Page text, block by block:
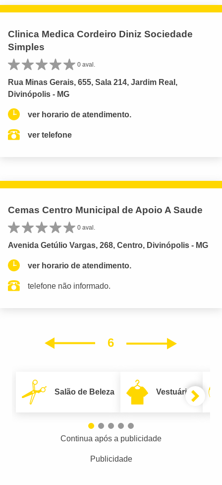
Clinica Medica Cordeiro Diniz Sociedade
Simples
0 aval.
Rua Minas Gerais, 655, Sala 214, Jardim Real,
Divinópolis - MG
ver horario de atendimento.
ver telefone
Cemas Centro Municipal de Apoio A Saude
0 aval.
Avenida Getúlio Vargas, 268, Centro, Divinópolis - MG
ver horario de atendimento.
telefone não informado.
6
Salão de Beleza Vestuário
Continua após a publicidade
Publicidade